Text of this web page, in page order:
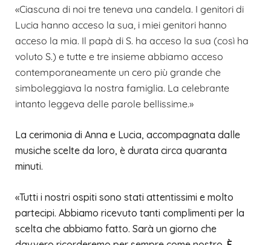
«Ciascuna di noi tre teneva una candela. I genitori di
Lucia hanno acceso la sua, i miei genitori hanno
acceso la mia. Il papà di S. ha acceso la sua (così ha
voluto S.) e tutte e tre insieme abbiamo acceso
contemporaneamente un cero più grande che
simboleggiava la nostra famiglia. La celebrante
intanto leggeva delle parole bellissime.»
La cerimonia di Anna e Lucia, accompagnata dalle
musiche scelte da loro, è durata circa quaranta
minuti.
«Tutti i nostri ospiti sono stati attentissimi e molto
partecipi. Abbiamo ricevuto tanti complimenti per la
scelta che abbiamo fatto. Sarà un giorno che